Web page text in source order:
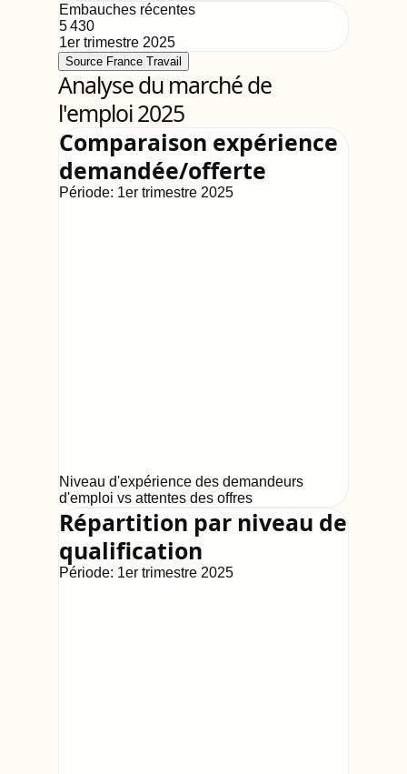
Embauches récentes
5 430
1er trimestre 2025
Source France Travail
Analyse du marché de
l'emploi 2025
Comparaison expérience
demandée/offerte
Période: 1er trimestre 2025
Niveau d'expérience des demandeurs
d'emploi vs attentes des offres
Répartition par niveau de
qualification
Période: 1er trimestre 2025